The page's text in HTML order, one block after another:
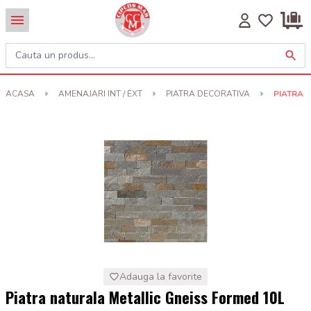
ACASA AMENAJARI INT / EXT PIATRA DECORATIVA PIATRA
Adauga la favorite
Piatra naturala Metallic Gneiss Formed 10L